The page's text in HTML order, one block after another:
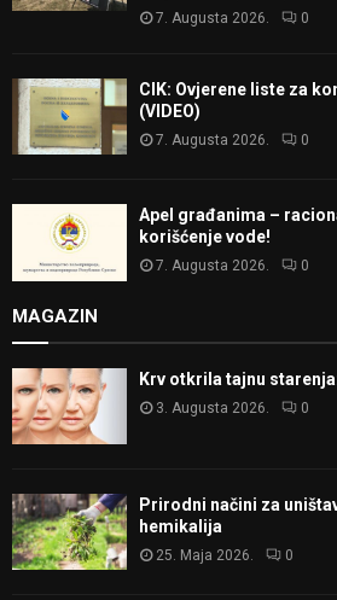
7. Augusta 2026. 0
CIK: Ovjerene liste za
(VIDEO)
7. Augusta 2026. 0
Apel građanima –
korišćenje vode!
7. Augusta 2026. 0
MAGAZIN
Krv otkrila tajnu
3. Augusta 2026. 0
Prirodni načini za
hemikalija
25. Maja 2026. 0